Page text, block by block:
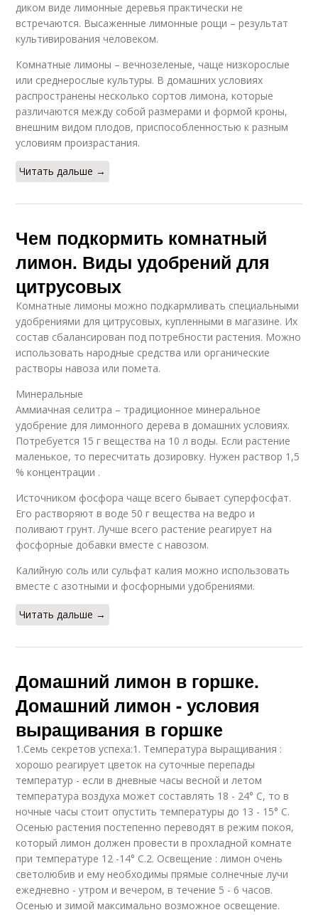
диком виде лимонные деревья практически не
встречаются. Высаженные лимонные рощи – результат
культивирования человеком.
Комнатные лимоны – вечнозеленые, чаще низкорослые
или среднерослые культуры. В домашних условиях
распространены несколько сортов лимона, которые
различаются между собой размерами и формой кроны,
внешним видом плодов, приспособленностью к разным
условиям произрастания.
Читать дальше →
Чем подкормить комнатный
лимон. Виды удобрений для
цитрусовых
Комнатные лимоны можно подкармливать специальными
удобрениями для цитрусовых, купленными в магазине. Их
состав сбалансирован под потребности растения. Можно
использовать народные средства или органические
растворы навоза или помета.
Минеральные
Аммиачная селитра – традиционное минеральное
удобрение для лимонного дерева в домашних условиях.
Потребуется 15 г вещества на 10 л воды. Если растение
маленькое, то пересчитать дозировку. Нужен раствор 1,5
% концентрации .
Источником фосфора чаще всего бывает суперфосфат.
Его растворяют в воде 50 г вещества на ведро и
поливают грунт. Лучше всего растение реагирует на
фосфорные добавки вместе с навозом.
Калийную соль или сульфат калия можно использовать
вместе с азотными и фосфорными удобрениями.
Читать дальше →
Домашний лимон в горшке.
Домашний лимон - условия
выращивания в горшке
1.Семь секретов успеха:1. Температура выращивания :
хорошо реагирует цветок на суточные перепады
температур - если в дневные часы весной и летом
температура воздуха может составлять 18 - 24° С, то в
ночные часы стоит опустить температуры до 13 - 15° С.
Осенью растения постепенно переводят в режим покоя,
который лимон должен провести в прохладной комнате
при температуре 12 -14° С.2. Освещение : лимон очень
светолюбив и ему необходимы прямые солнечные лучи
ежедневно - утром и вечером, в течение 5 - 6 часов.
Осенью и зимой максимально возможное освещение.